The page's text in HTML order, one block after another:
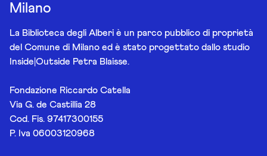
Milano
La Biblioteca degli Alberi è un parco pubblico di proprietà
del Comune di Milano ed è stato progettato dallo studio
Inside|Outside Petra Blaisse.
Fondazione Riccardo Catella
Via G. de Castillia 28
Cod. Fis. 97417300155
P. Iva 06003120968